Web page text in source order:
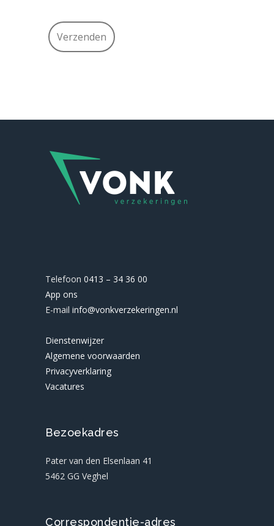
Telefoon 0413 – 34 36 00
App ons
E-mail info@vonkverzekeringen.nl
Dienstenwijzer
Algemene voorwaarden
Privacyverklaring
Vacatures
Bezoekadres
Pater van den Elsenlaan 41
5462 GG Veghel
Correspondentie-adres